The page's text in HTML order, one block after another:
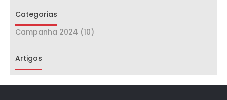
Categorias
Campanha 2024 (10)
Artigos